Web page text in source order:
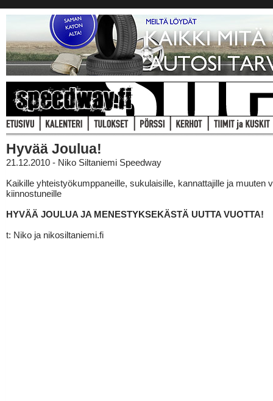
Hyvää Joulua!
21.12.2010 - Niko Siltaniemi Speedway
Kaikille yhteistyökumppaneille, sukulaisille, kannattajille ja muuten
kiinnostuneille
HYVÄÄ JOULUA JA MENESTYKSEKÄSTÄ UUTTA VUOTTA!
t: Niko ja nikosiltaniemi.fi